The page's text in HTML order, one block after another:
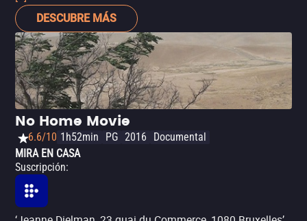
películas distribuidas por grandes estudios
hollywoodenses. Ganadora de la Palma de Oro de
Cannes, ‘París, Texas’ es quizá su película más
estadounidense (filmada incluso antes que ‘Las alas del
deseo’), aunque curiosamente retrata el fracaso del
“sueño americano”: el deambular de un hombre por
reparar el daño hecho a la familia que rompió.
DESCUBRE MÁS
No Home Movie
6.6/10 1h52min PG 2016
Documental
MIRA EN CASA
Suscripción: